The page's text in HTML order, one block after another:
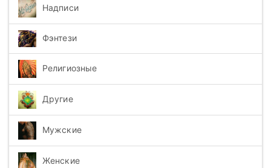
Надписи
Фэнтези
Религиозные
Другие
Мужские
Женские